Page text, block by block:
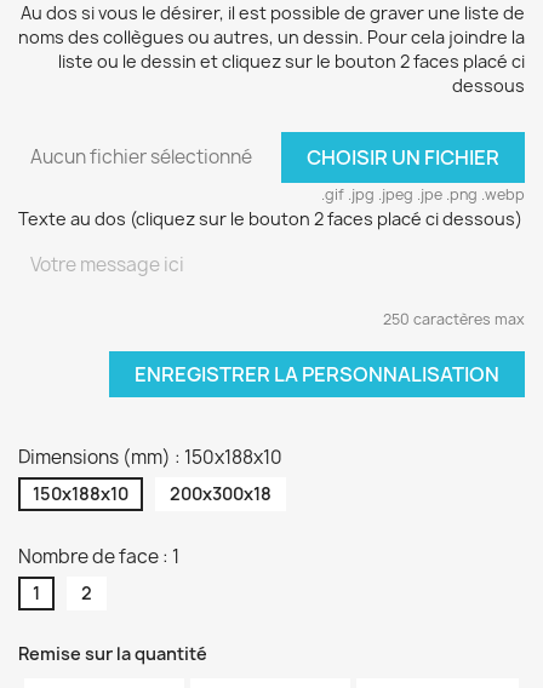
Au dos si vous le désirer, il est possible de graver une liste de
noms des collègues ou autres, un dessin. Pour cela joindre la
liste ou le dessin et cliquez sur le bouton 2 faces placé ci
dessous
Aucun fichier sélectionné CHOISIR UN FICHIER
.gif .jpg .jpeg .jpe .png .webp
Texte au dos (cliquez sur le bouton 2 faces placé ci dessous)
250 caractères max
ENREGISTRER LA PERSONNALISATION
Dimensions (mm) : 150x188x10
150x188x10 200x300x18
Nombre de face : 1
1 2
Remise sur la quantité